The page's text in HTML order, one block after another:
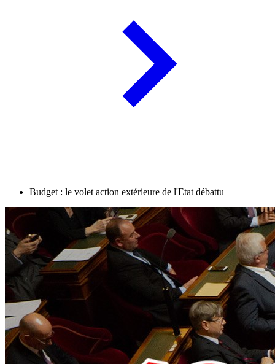
Budget : le volet action extérieure de l'Etat débattu